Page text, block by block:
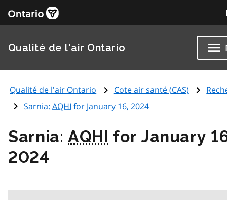
Qualité de l'air Ontario
Qualité de l'air Ontario Cote air santé (CAS)
Sarnia:AQHI for January 16, 2024
Sarnia:AQHI for January
2024